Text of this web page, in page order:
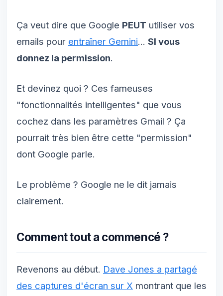
Ça veut dire que Google PEUT utiliser vos
emails pour entraîner Gemini... SI vous
donnez la permission.
Et devinez quoi ? Ces fameuses
"fonctionnalités intelligentes" que vous
cochez dans les paramètres Gmail ? Ça
pourrait très bien être cette "permission"
dont Google parle.
Le problème ? Google ne le dit jamais
clairement.
Comment tout a commencé ?
Revenons au début. Dave Jones a partagé
des captures d'écran sur X montrant que les